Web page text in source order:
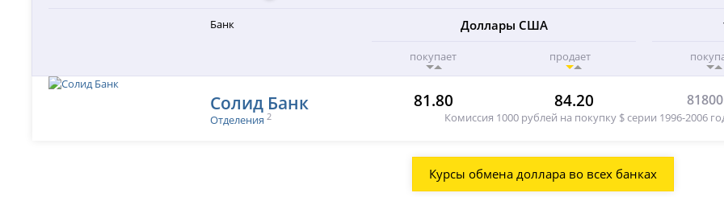
Банк Доллары США
покупает продает
Солид Банк
Отделения 2
81.80 84.20
Комиссия 1000 рублей на покупку $ серии 1996-2006
Курсы обмена доллара во всех банках